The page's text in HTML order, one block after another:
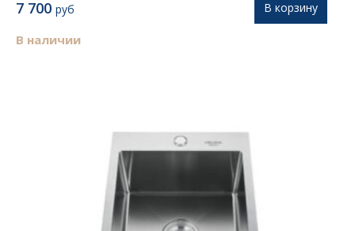
7 700 руб
В наличии
В корзину